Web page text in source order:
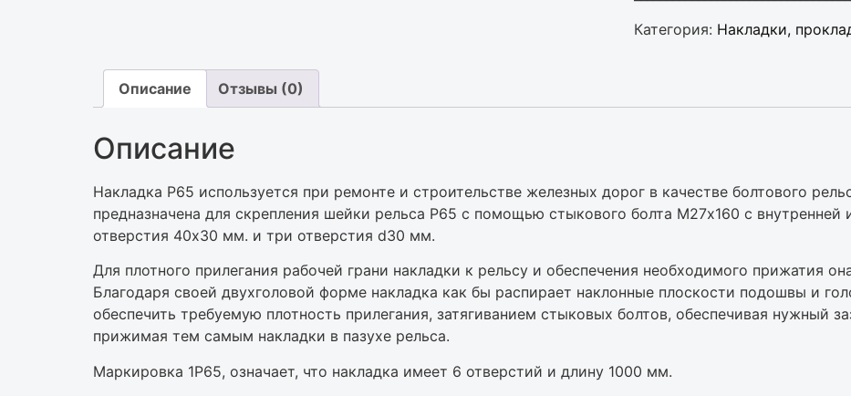
Категория: Haклaдки,
Описание Отзывы (0)
Описание
Накладка Р65 используется при ремонте и строительстве железных дорог в качестве болтового
предназначена для скрепления шейки рельса Р65 с помощью стыкового болта М27х160 с
отверстия 40х30 мм. и три отверстия d30 мм.
Для плотного прилегания рабочей грани накладки к рельсу и обеспечения необходимого прижатия
Благодаря своей двухголовой форме накладка как бы распирает наклонные плоскости подошвы и
обеспечить требуемую плотность прилегания, затягиванием стыковых болтов, обеспечивая нужный
прижимая тем самым накладки в пазухе рельса.
Маркировка 1Р65, означает, что накладка имеет 6 отверстий и длину 1000 мм.